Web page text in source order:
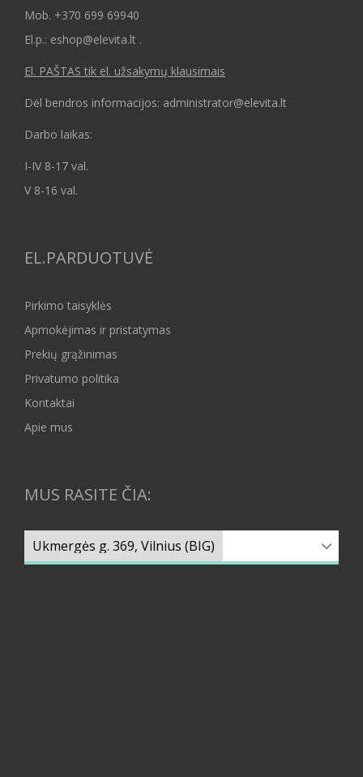
Mob. +370 699 69940
El.p.: eshop@elevita.lt .
El. PAŠTAS tik el. užsakymų klausimais
Dėl bendros informacijos: administrator@elevita.lt
Darbo laikas:
I-IV 8-17 val.
V 8-16 val.
EL.PARDUOTUVĖ
Pirkimo taisyklės
Apmokėjimas ir pristatymas
Prekių grąžinimas
Privatumo politika
Kontaktai
Apie mus
MUS RASITE ČIA: